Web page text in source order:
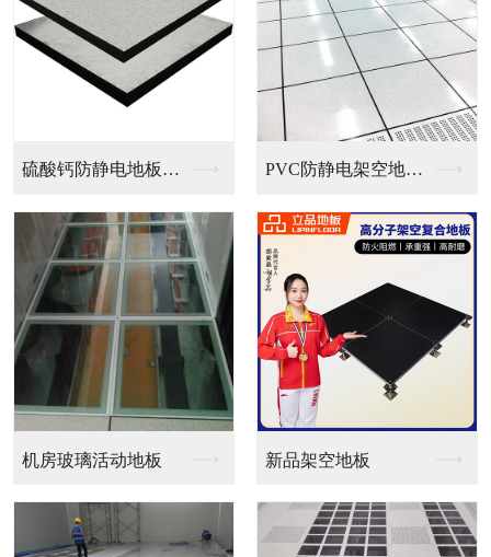
新品架空地板
全钢无边防静电地板